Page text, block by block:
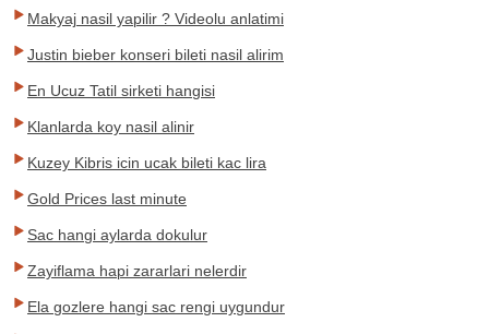
Makyaj nasil yapilir ? Videolu anlatimi
Justin bieber konseri bileti nasil alirim
En Ucuz Tatil sirketi hangisi
Klanlarda koy nasil alinir
Kuzey Kibris icin ucak bileti kac lira
Gold Prices last minute
Sac hangi aylarda dokulur
Zayiflama hapi zararlari nelerdir
Ela gozlere hangi sac rengi uygundur